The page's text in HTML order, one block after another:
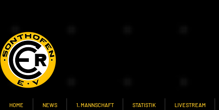
HOME NEWS 1. MANNSCHAFT STATISTIK LIVESTREAM